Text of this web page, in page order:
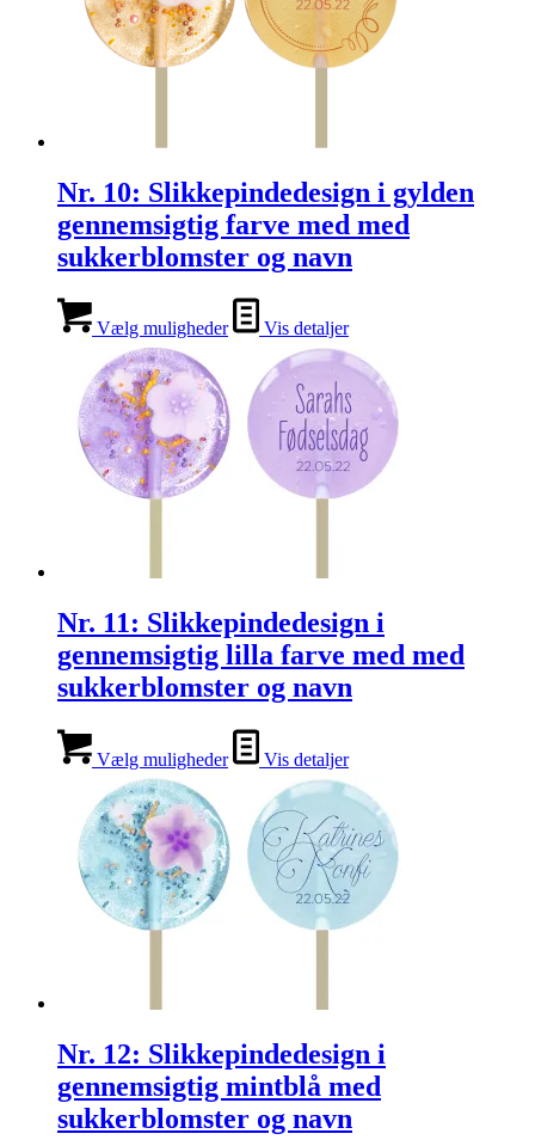
Nr. 10: Slikkepindedesign i gylden
gennemsigtig farve med med
sukkerblomster og navn
Vælg muligheder Vis detaljer
Nr. 11: Slikkepindedesign i
gennemsigtig lilla farve med med
sukkerblomster og navn
Vælg muligheder Vis detaljer
Nr. 12: Slikkepindedesign i
gennemsigtig mintblå med
sukkerblomster og navn